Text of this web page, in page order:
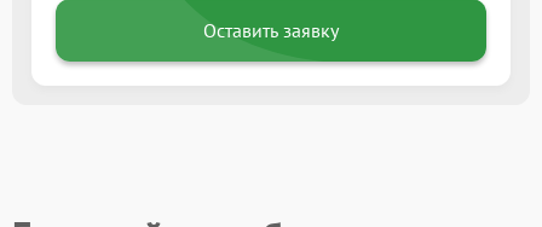
Оставить заявку